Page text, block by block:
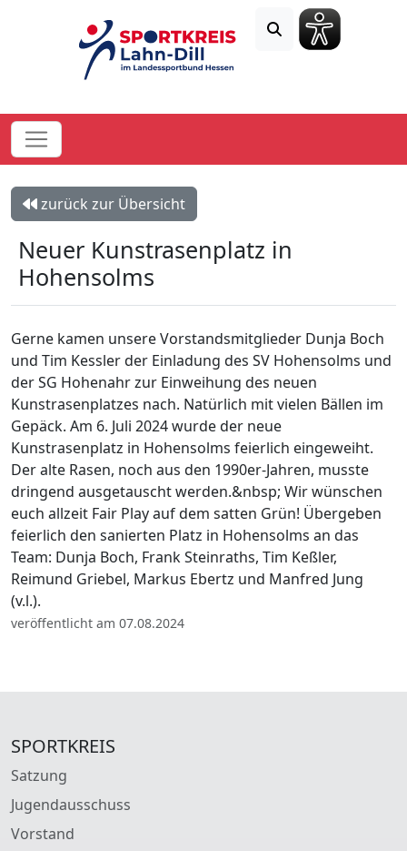
zurück zur Übersicht
Neuer Kunstrasenplatz in
Hohensolms
Gerne kamen unsere Vorstandsmitglieder Dunja Boch
und Tim Kessler der Einladung des SV Hohensolms und
der SG Hohenahr zur Einweihung des neuen
Kunstrasenplatzes nach. Natürlich mit vielen Bällen im
Gepäck. Am 6. Juli 2024 wurde der neue
Kunstrasenplatz in Hohensolms feierlich eingeweiht.
Der alte Rasen, noch aus den 1990er-Jahren, musste
dringend ausgetauscht werden.&nbsp; Wir wünschen
euch allzeit Fair Play auf dem satten Grün! Übergeben
feierlich den sanierten Platz in Hohensolms an das
Team: Dunja Boch, Frank Steinraths, Tim Keßler,
Reimund Griebel, Markus Ebertz und Manfred Jung
(v.l.).
veröffentlicht am 07.08.2024
SPORTKREIS
Satzung
Jugendausschuss
Vorstand